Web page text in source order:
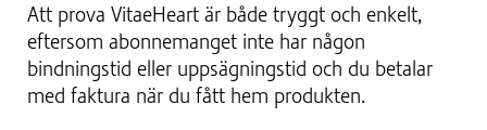
Att prova VitaeHeart är både tryggt och enkelt,
eftersom abonnemanget inte har någon
bindningstid eller uppsägningstid och du betalar
med faktura när du fått hem produkten.